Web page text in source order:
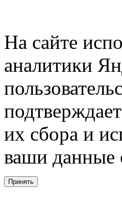
На сайте
аналитики
их сбора и
ваши данные
Принять